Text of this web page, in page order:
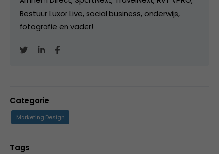
Bestuur Luxor Live, social business, onderwijs,
fotografie en vader!
Categorie
Marketing Design
Tags